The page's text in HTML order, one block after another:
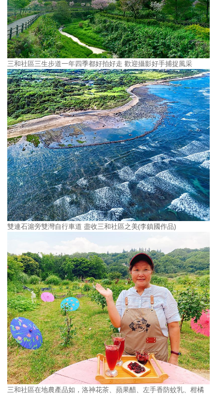
三和社區三生步道一年四季都好拍好走 歡迎攝影好手捕捉風采
雙連石滬旁雙灣自行車道 盡收三和社區之美(李鎮國作品)
三和社區在地農產品如，洛神花茶、蘋果醋、左手香防蚊乳、柑橘